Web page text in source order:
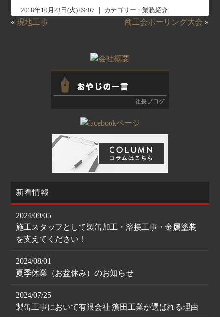
2018年10月23日(火) 09:07 ｜ カテゴリー：業務紹介
«現地工事 商工会ボーリング大会 »
新着情報
2024/09/05
施工スタッフとして製缶加工・溶接工事・金属塗装
を支えてください！
2024/08/01
夏季休業（お盆休み）のお知らせ
2024/07/25
製缶工事において有限会社 濱田工業が選ばれる理由